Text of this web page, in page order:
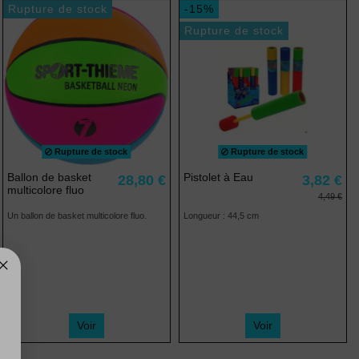
Rupture de stock
Rupture de stock
Ballon de basket
multicolore fluo
28,80 €
Un ballon de basket multicolore fluo.
Voir
-15%
Rupture de stock
Rupture de stock
Pistolet à Eau 3,82 €
4,49 €
Longueur : 44,5 cm
Voir